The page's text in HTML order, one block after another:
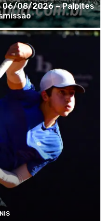
06/08/2026 – Palpites